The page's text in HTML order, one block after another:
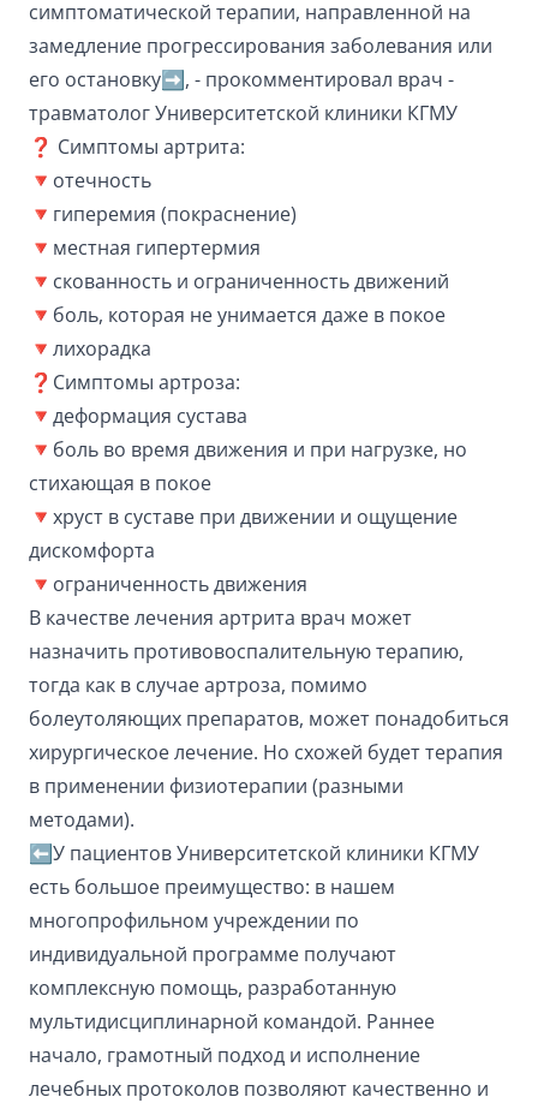
симптоматической терапии, направленной на
замедление прогрессирования заболевания или
его остановку➡️, - прокомментировал врач -
травматолог Университетской клиники КГМУ
❓ Симптомы артрита:
🔻отечность
🔻гиперемия (покраснение)
🔻местная гипертермия
🔻скованность и ограниченность движений
🔻боль, которая не унимается даже в покое
🔻лихорадка
❓Симптомы артроза:
🔻деформация сустава
🔻боль во время движения и при нагрузке, но
стихающая в покое
🔻хруст в суставе при движении и ощущение
дискомфорта
🔻ограниченность движения
В качестве лечения артрита врач может
назначить противовоспалительную терапию,
тогда как в случае артроза, помимо
болеутоляющих препаратов, может понадобиться
хирургическое лечение. Но схожей будет терапия
в применении физиотерапии (разными
методами).
⬅️У пациентов Университетской клиники КГМУ
есть большое преимущество: в нашем
многопрофильном учреждении по
индивидуальной программе получают
комплексную помощь, разработанную
мультидисциплинарной командой. Раннее
начало, грамотный подход и исполнение
лечебных протоколов позволяют качественно и